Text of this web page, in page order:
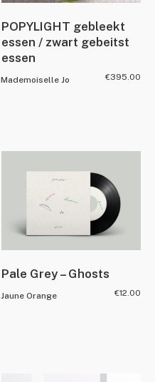
POPYLIGHT gebleekt
essen / zwart gebeitst
essen
Mademoiselle Jo €395.00
Pale Grey – Ghosts
Jaune Orange €12.00